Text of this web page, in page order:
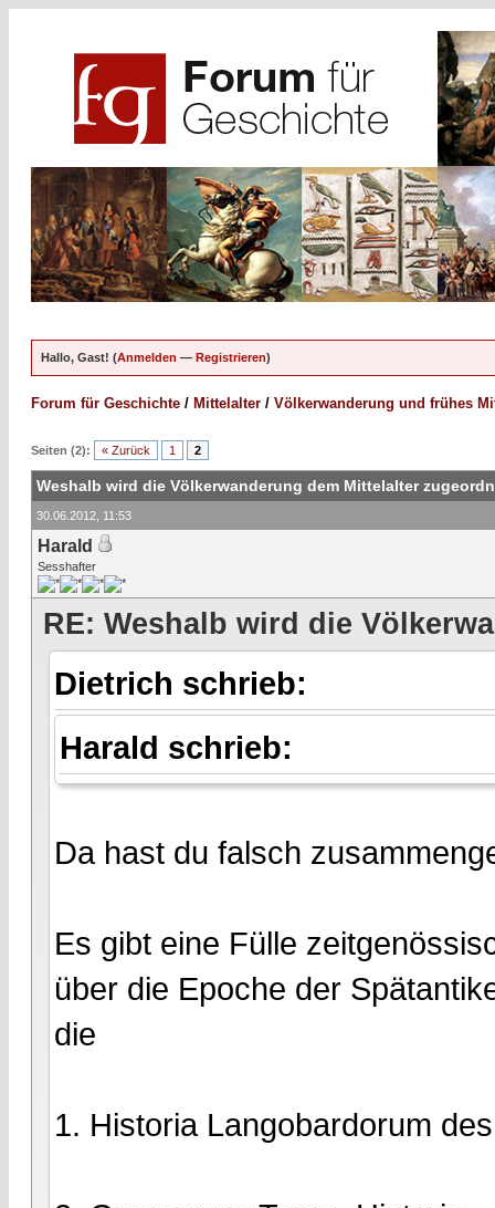
Hallo, Gast! (Anmelden — Registrieren)
Forum für Geschichte / Mittelalter / Völkerwanderung und frühes
Seiten (2): « Zurück 1 2
Weshalb wird die Völkerwanderung dem Mittelalter
30.06.2012, 11:53
Harald
Sesshafter
RE: Weshalb wird die
Dietrich schrieb:
Harald schrieb:
Da hast du falsch
Es gibt eine Fülle
über die Epoche der
die
1. Historia Langobardorum